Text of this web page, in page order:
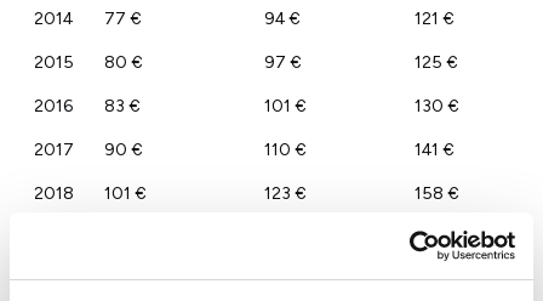
2014 77 € 94 € 121 €
2015 80 € 97 € 125 €
2016 83 € 101 € 130 €
2017 90 € 110 € 141 €
2018 101 € 123 € 158 €
170 €
2020 109 € 133 € 171 €